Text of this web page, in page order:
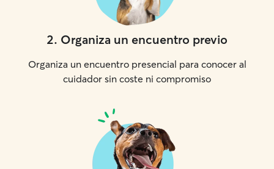
2. Organiza un encuentro previo
Organiza un encuentro presencial para conocer al
cuidador sin coste ni compromiso